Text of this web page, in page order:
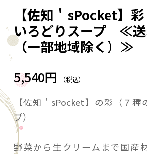
【佐知＇sPocket】
いろどりスープ ≪送
（一部地域除く）≫
5,540円 （税込）
【佐知＇sPocket】の彩（７
プ）
野菜から生クリームまで国産